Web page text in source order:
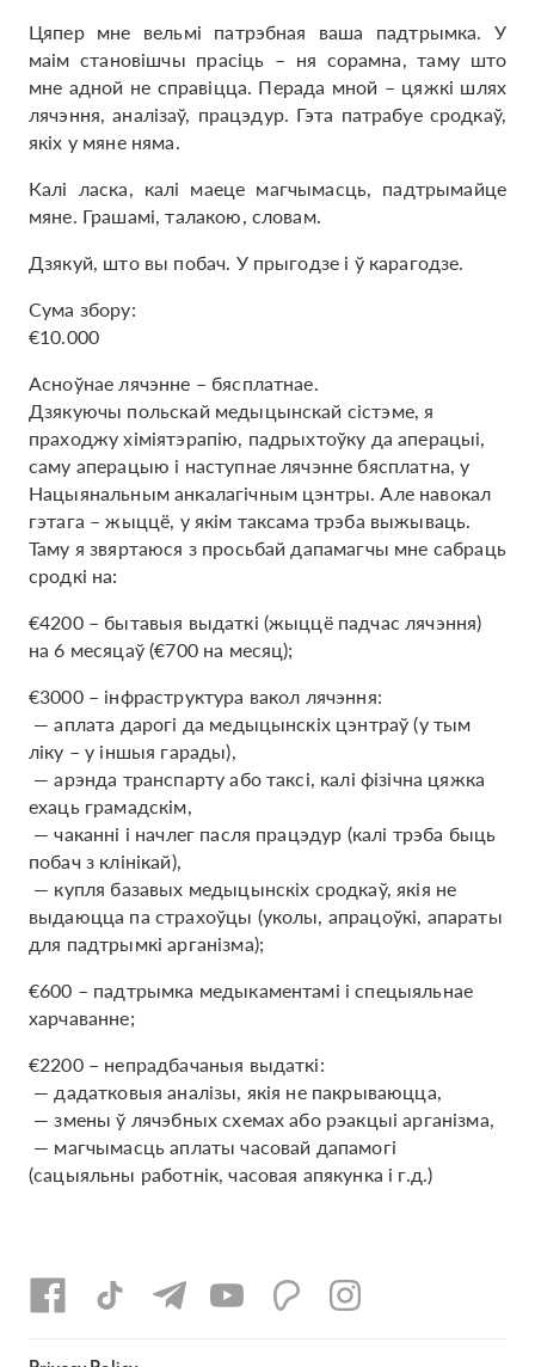
Цяпер мне вельмі патрэбная ваша падтрымка. У
маім становішчы прасіць – ня сорамна, таму што
мне адной не справіцца. Перада мной – цяжкі шлях
лячэння, аналізаў, працэдур. Гэта патрабуе сродкаў,
якіх у мяне няма.
Калі ласка, калі маеце магчымасць, падтрымайце
мяне. Грашамі, талакою, словам.
Дзякуй, што вы побач. У прыгодзе і ў карагодзе.
Сума збору:
€10.000
Асноўнае лячэнне – бясплатнае.
Дзякуючы польскай медыцынскай сістэме, я
праходжу хіміятэрапію, падрыхтоўку да аперацыі,
саму аперацыю і наступнае лячэнне бясплатна, у
Нацыянальным анкалагічным цэнтры. Але навокал
гэтага – жыццё, у якім таксама трэба выжываць.
Таму я звяртаюся з просьбай дапамагчы мне сабраць
сродкі на:
€4200 – бытавыя выдаткі (жыццё падчас лячэння)
на 6 месяцаў (€700 на месяц);
€3000 – інфраструктура вакол лячэння:
— аплата дарогі да медыцынскіх цэнтраў (у тым
ліку – у іншыя гарады),
— арэнда транспарту або таксі, калі фізічна цяжка
ехаць грамадскім,
— чаканні і начлег пасля працэдур (калі трэба быць
побач з клінікай),
— купля базавых медыцынскіх сродкаў, якія не
выдаюцца па страхоўцы (уколы, апрацоўкі, апараты
для падтрымкі арганізма);
€600 – падтрымка медыкаментамі і спецыяльнае
харчаванне;
€2200 – непрадбачаныя выдаткі:
— дадатковыя аналізы, якія не пакрываюцца,
— змены ў лячэбных схемах або рэакцыі арганізма,
— магчымасць аплаты часовай дапамогі
(сацыяльны работнік, часовая апякунка і г.д.)